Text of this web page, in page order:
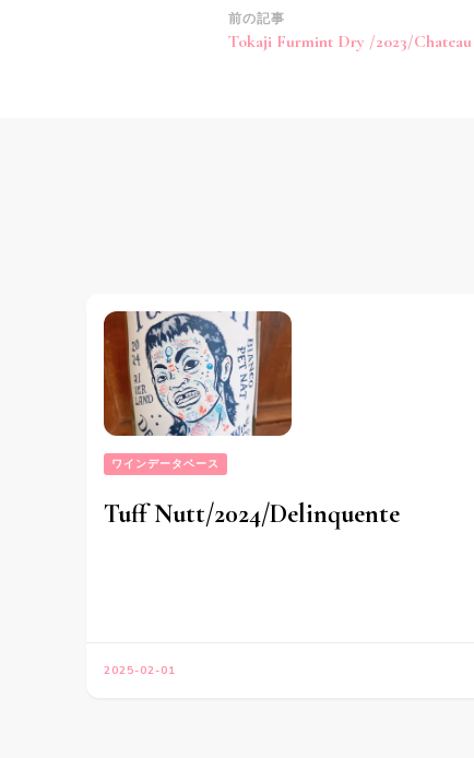
投
稿
前の記事
Tokaji Furmint Dry /2023/Chateau
ワインデータベース
Tuff Nutt/2024/Delinquente
2025-02-01